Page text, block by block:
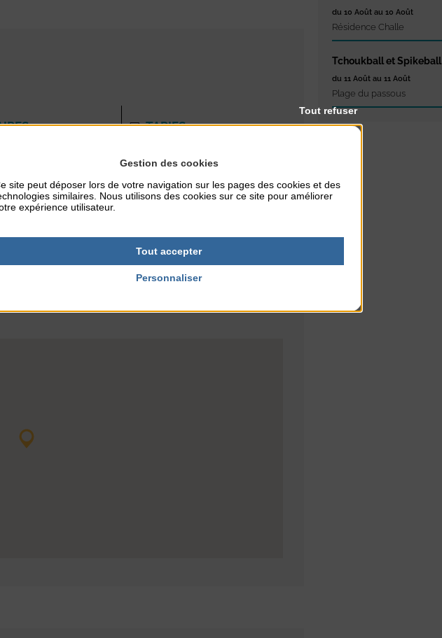
TARIFS
du 10 Août au 10 Août
Résidence Challe
Tchoukball et Spikeball
du 11 Août au 11 Août
Plage du passous
Gestion des cookies
site peut déposer lors de votre navigation sur les pages des cookies et des
similaires. Nous utilisons des cookies sur ce site pour améliorer
expérience utilisateur.
Tout accepter
Tout refuser
Personnaliser